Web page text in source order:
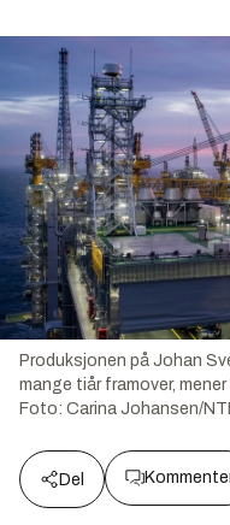
Produksjonen på Johan
mange tiår framover,
Foto: Carina Johansen/
Del